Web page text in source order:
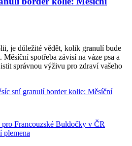
je důležité vědět, kolik granulí bude
Měsíční spotřeba závisí na váze psa a
správnou výživu pro zdraví vašeho
sní granulí border kolie: Měsíční
plemena